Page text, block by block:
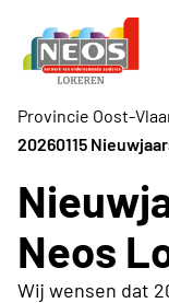
Provincie Oost-
20260115
Neos
Wij wensen dat